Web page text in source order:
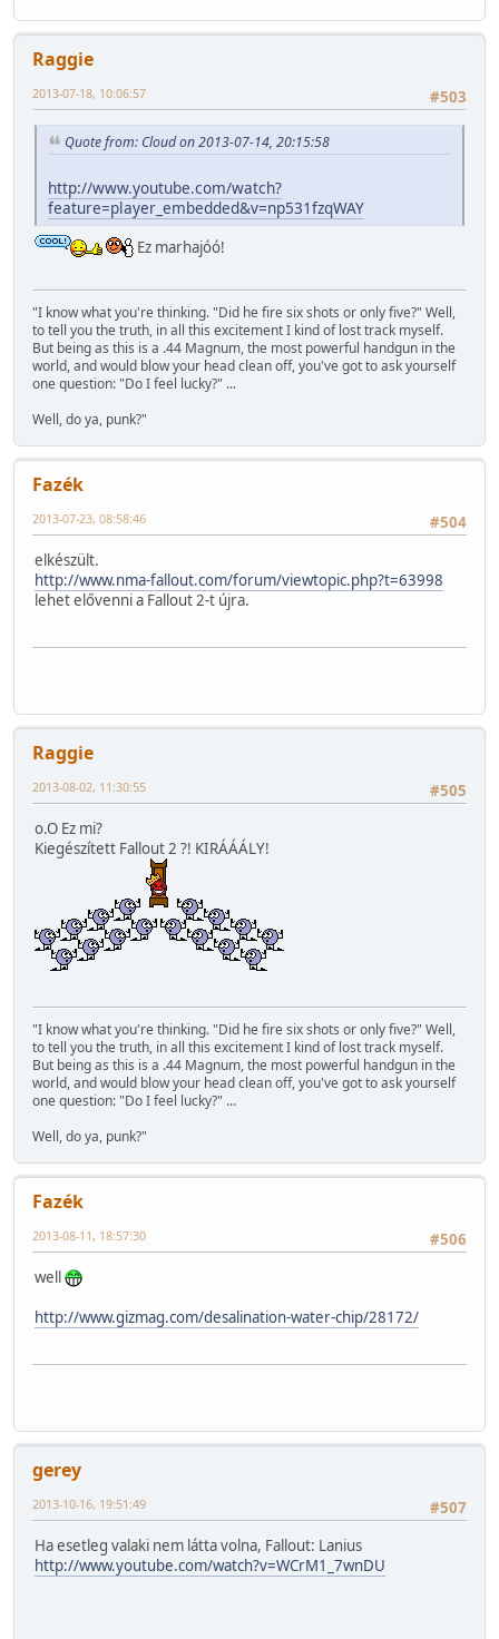
Raggie
#503
2013-07-18, 10:06:57
Quote from: Cloud on 2013-07-14, 20:15:58
http://www.youtube.com/watch?
feature=player_embedded&v=np531fzqWAY
Ez marhajóó!
"I know what you're thinking. "Did he fire six shots or only five?" Well,
to tell you the truth, in all this excitement I kind of lost track myself.
But being as this is a .44 Magnum, the most powerful handgun in the
world, and would blow your head clean off, you've got to ask yourself
one question: "Do I feel lucky?" ...
Well, do ya, punk?"
Fazék
#504
2013-07-23, 08:58:46
elkészült.
http://www.nma-fallout.com/forum/viewtopic.php?t=63998
lehet elővenni a Fallout 2-t újra.
Raggie
#505
2013-08-02, 11:30:55
o.O Ez mi?
Kiegészített Fallout 2 ?! KIRÁÁÁLY!
"I know what you're thinking. "Did he fire six shots or only five?" Well,
to tell you the truth, in all this excitement I kind of lost track myself.
But being as this is a .44 Magnum, the most powerful handgun in the
world, and would blow your head clean off, you've got to ask yourself
one question: "Do I feel lucky?" ...
Well, do ya, punk?"
Fazék
#506
2013-08-11, 18:57:30
well
http://www.gizmag.com/desalination-water-chip/28172/
gerey
#507
2013-10-16, 19:51:49
Ha esetleg valaki nem látta volna, Fallout: Lanius
http://www.youtube.com/watch?v=WCrM1_7wnDU